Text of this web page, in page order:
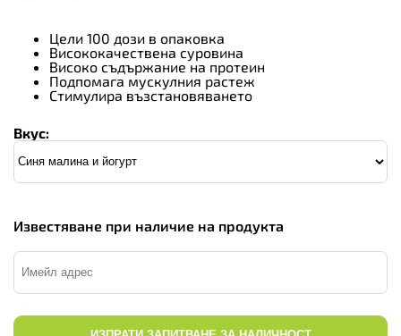
Цели 100 дози в опаковка
Висококачествена суровина
Високо съдържание на протеин
Подпомага мускулния растеж
Стимулира възстановяването
Вкус:
Известяване при наличие на продукта